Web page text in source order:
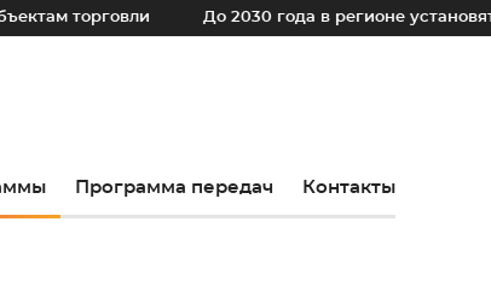
До 2030 года в регионе установят порядка
Программа передач Контакты